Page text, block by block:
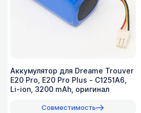
Аккумулятор для Dreame Trouver
E20 Pro, E20 Pro Plus - C1251A6,
Li-ion, 3200 mAh, оригинал
Совместимость